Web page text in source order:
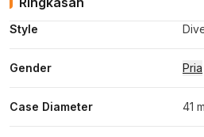
Style
Gender Pria
Case Diameter 41